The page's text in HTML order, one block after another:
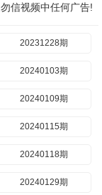
信视频中任何广告!
20231228期
20240103期
20240109期
20240115期
20240118期
20240129期